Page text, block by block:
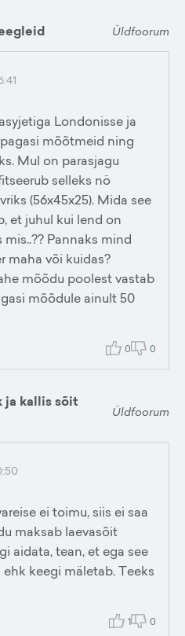
Üldfoorum
Londonisse ja
mõõtmeid ning
Mul on parasjagu
selleks nö
(56x45x25). Mida see
et juhul kui lend on
Pannaks mind
maha või kuidas?
mõõdu poolest vastab
mõõdule ainult 50
0 0
ja kallis sõit
Üldfoorum
ei toimu, siis ei saa
maksab laevasõit
aidata, tean, et ega see
keegi mäletab. Teeks
1 0